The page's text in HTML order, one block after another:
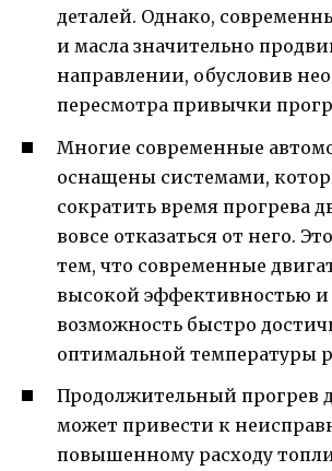
деталей. Однако,
и масла значительно
направлении, обусловив
пересмотра привычки
Многие современные
оснащены системами,
сократить время прогрева
вовсе отказаться от него.
тем, что современные
высокой эффективностью и
возможность быстро
оптимальной температуры
Продолжительный прогрев
может привести к
повышенному расходу